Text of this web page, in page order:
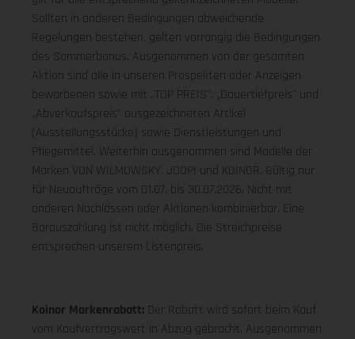
Sollten in anderen Bedingungen abweichende
Regelungen bestehen, gelten vorrangig die Bedingungen
des Sommerbonus. Ausgenommen von der gesamten
Aktion sind alle in unseren Prospekten oder Anzeigen
beworbenen sowie mit „TOP PREIS", „Dauertiefpreis" und
„Abverkaufspreis" ausgezeichneten Artikel
(Ausstellungsstücke) sowie Dienstleistungen und
Pflegemittel. Weiterhin ausgenommen sind Modelle der
Marken VON WILMOWSKY, JOOP! und KOINOR. Gültig nur
für Neuaufträge vom 01.07. bis 30.07.2026. Nicht mit
anderen Nachlässen oder Aktionen kombinierbar. Eine
Barauszahlung ist nicht möglich. Die Streichpreise
entsprechen unserem Listenpreis.
Koinor Markenrabatt: Der Rabatt wird sofort beim Kauf
vom Kaufvertragswert in Abzug gebracht. Ausgenommen